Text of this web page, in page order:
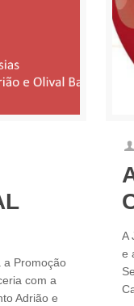
a Promoção
com a
Adrião e
A
e